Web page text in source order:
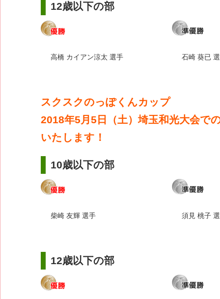
12歳以下の部
高橋 カイアン涼太 選手 石崎 葵已
スクスクのっぽくんカップ
2018年5月5日（土）埼玉和光大会で
いたします！
10歳以下の部
柴崎 友輝 選手 須見 桃子
12歳以下の部